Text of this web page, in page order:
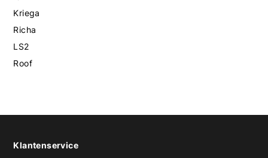
Kriega
Richa
LS2
Roof
Klantenservice